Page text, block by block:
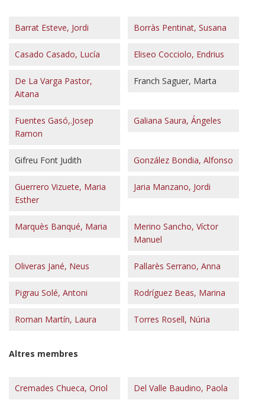
Barrat Esteve, Jordi Borràs Pentinat, Susana
Casado Casado, Lucía Eliseo Cocciolo, Endrius
De La Varga Pastor,
Aitana
Franch Saguer, Marta
Fuentes Gasó,.Josep
Ramon
Galiana Saura, Ángeles
Gifreu Font Judith González Bondia, Alfonso
Guerrero Vizuete, Maria
Esther
Jaria Manzano, Jordi
Marquès Banqué, Maria
Merino Sancho, Víctor
Manuel
Oliveras Jané, Neus Pallarès Serrano, Anna
Pigrau Solé, Antoni Rodríguez Beas, Marina
Roman Martín, Laura Torres Rosell, Núria
Altres membres
Cremades Chueca, Oriol Del Valle Baudino, Paola